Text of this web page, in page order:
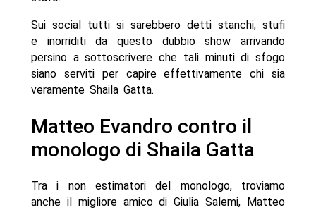
Sui social tutti si sarebbero detti stanchi, stufi
e inorriditi da questo dubbio show arrivando
persino a sottoscrivere che tali minuti di sfogo
siano serviti per capire effettivamente chi sia
veramente Shaila Gatta.
Matteo Evandro contro il
monologo di Shaila Gatta
Tra i non estimatori del monologo, troviamo
anche il migliore amico di Giulia Salemi, Matteo